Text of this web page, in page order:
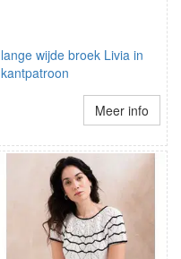
lange wijde broek Livia in
kantpatroon
Meer info